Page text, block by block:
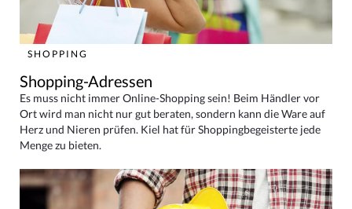
SHOPPING
Shopping-Adressen
Es muss nicht immer Online-Shopping sein! Beim Händler vor
Ort wird man nicht nur gut beraten, sondern kann die Ware auf
Herz und Nieren prüfen. Kiel hat für Shoppingbegeisterte jede
Menge zu bieten.